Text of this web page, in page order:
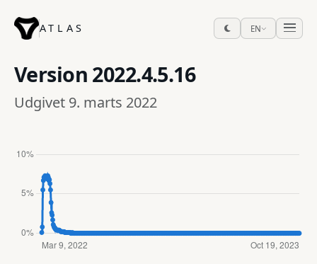
ATLAS EN
Version 2022.4.5.16
Udgivet 9. marts 2022